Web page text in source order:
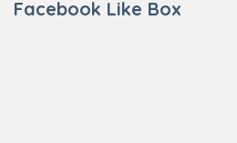
Facebook Like Box